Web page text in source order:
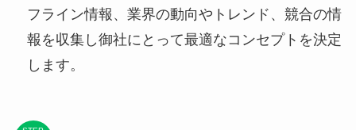
フライン情報、業界の動向やトレンド、競合の情
報を収集し御社にとって最適なコンセプトを決定
します。